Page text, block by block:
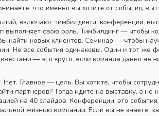
что именно вы хотите от события, вы
, включают тимбилдинги, конференции,
свою роль. Тимбилдинг — чтобы
найти новых клиентов. Семинар — чтобы
Не все события одинаковы. Один и тот же
— это круто, если команда давно не
Главное — цель. Вы хотите, чтобы
партнёров? Тогда идите на выставку, а
на 40 слайдов. Конференции, это
жизнью компании. Если вы не знаете,